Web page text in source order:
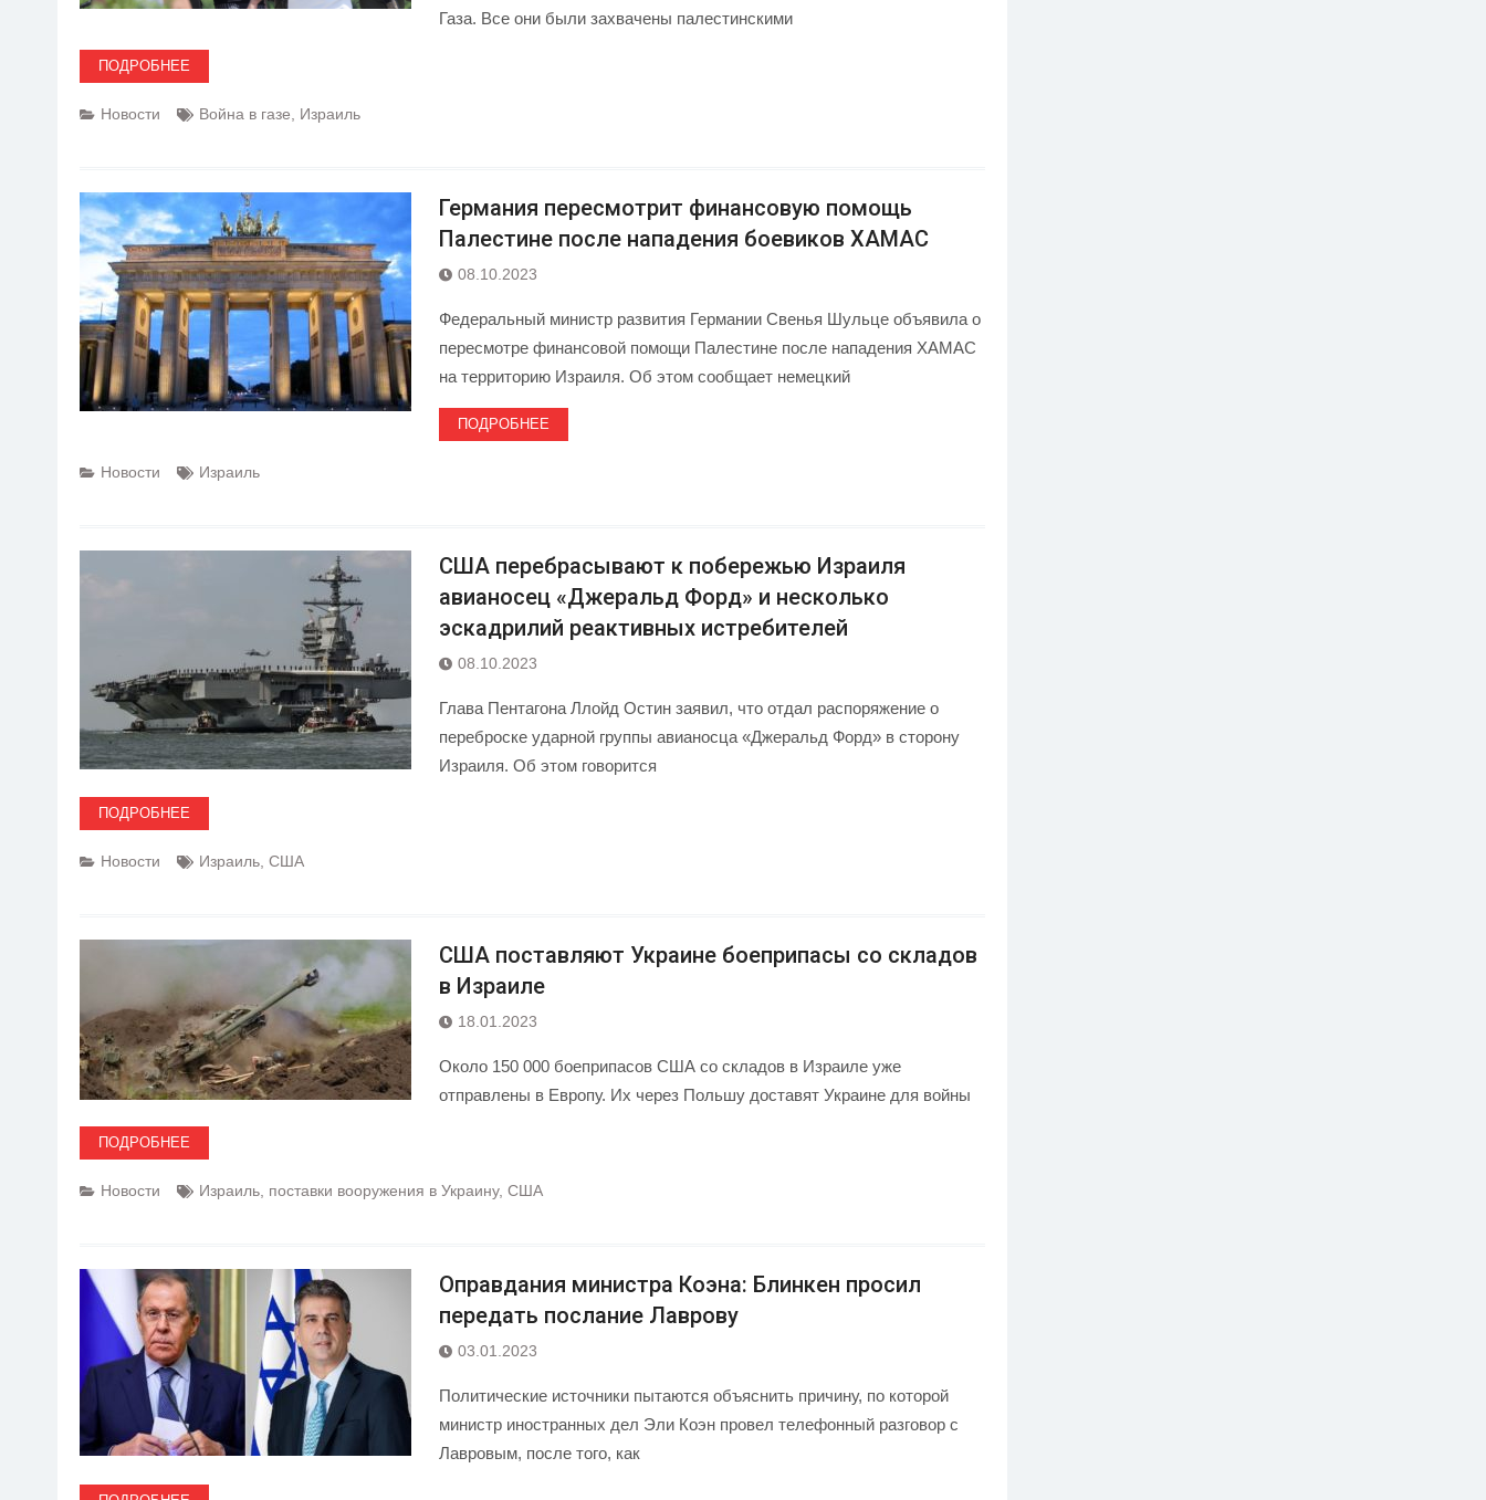
Газа. Все они были захвачены палестинскими
ПОДРОБНЕЕ
Новости Война в газе Израиль
Германия пересмотрит финансовую помощь
Палестине после нападения боевиков ХАМАС
08.10.2023
Федеральный министр развития Германии Свенья Шульце объявила о
пересмотре финансовой помощи Палестине после нападения ХАМАС
на территорию Израиля. Об этом сообщает немецкий
ПОДРОБНЕЕ
Новости Израиль
США перебрасывают к побережью Израиля
авианосец «Джеральд Форд» и несколько
эскадрилий реактивных истребителей
08.10.2023
Глава Пентагона Ллойд Остин заявил, что отдал распоряжение о
переброске ударной группы авианосца «Джеральд Форд» в сторону
Израиля. Об этом говорится
ПОДРОБНЕЕ
Новости Израиль США
США поставляют Украине боеприпасы со складов
в Израиле
18.01.2023
Около 150 000 боеприпасов США со складов в Израиле уже
отправлены в Европу. Их через Польшу доставят Украине для войны
ПОДРОБНЕЕ
Новости Израиль поставки вооружения в Украину, США
Оправдания министра Коэна: Блинкен просил
передать послание Лаврову
03.01.2023
Политические источники пытаются объяснить причину, по которой
министр иностранных дел Эли Коэн провел телефонный разговор с
Лавровым, после того, как